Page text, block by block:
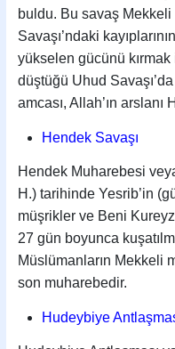
buldu. Bu savaş
Savaşı’ndaki
yükselen gücünü
düştüğü Uhud
amcası, Allah’ın
Hendek Savaşı
Hendek Muharebesi
H.) tarihinde Yesrib’in
müşrikler ve Beni
27 gün boyunca
Müslümanların Mekkeli
son muharebedir.
Hudeybiye